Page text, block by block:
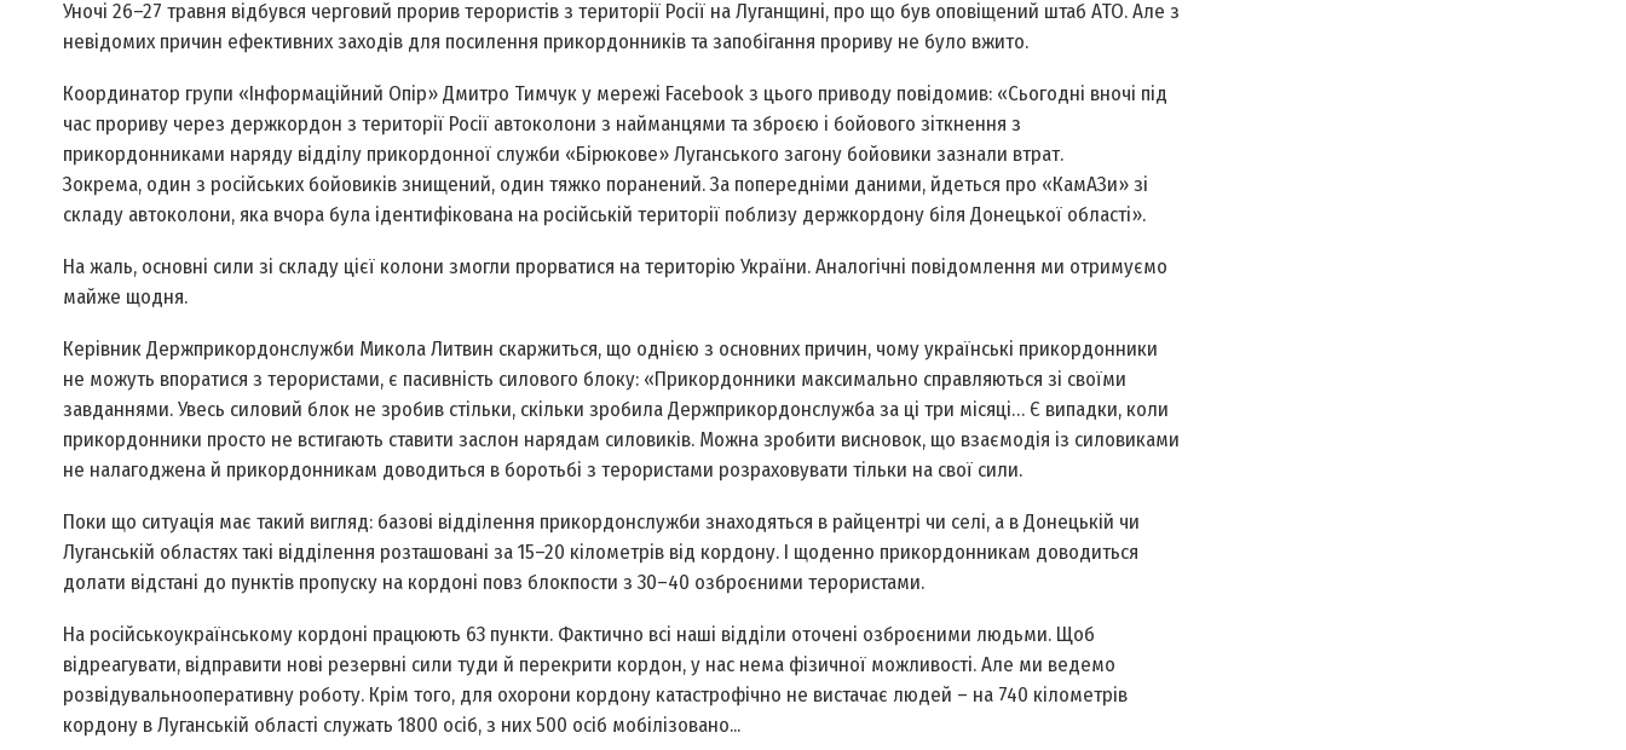
Уночі 26–27 травня відбувся черговий прорив терористів з території Росії на Луганщині, про що був оповіщений штаб АТО. Але з
невідомих причин ефективних заходів для посилення прикордонників та запобігання прориву не було вжито.
Координатор групи «Інформаційний Опір» Дмитро Тимчук у мережі Facebook з цього приводу повідомив: «Сьогодні вночі під
час прориву через держкордон з території Росії автоколони з найманцями та зброєю і бойового зіткнення з
прикордонниками наряду відділу прикордонної служби «Бірюкове» Луганського загону бойовики зазнали втрат.
Зокрема, один з російських бойовиків знищений, один тяжко поранений. За попередніми даними, йдеться про «КамАЗи» зі
складу автоколони, яка вчора була ідентифікована на російській території поблизу держкордону біля Донецької області».
На жаль, основні сили зі складу цієї колони змогли прорватися на територію України. Аналогічні повідомлення ми отримуємо
майже щодня.
Керівник Держприкордонслужби Микола Литвин скаржиться, що однією з основних причин, чому українські прикордонники
не можуть впоратися з терористами, є пасивність силового блоку: «Прикордонники максимально справляються зі своїми
завданнями. Увесь силовий блок не зробив стільки, скільки зробила Держприкордонслужба за ці три місяці… Є випадки, коли
прикордонники просто не встигають ставити заслон нарядам силовиків. Можна зробити висновок, що взаємодія із силовиками
не налагоджена й прикордонникам доводиться в боротьбі з терористами розраховувати тільки на свої сили.
Поки що ситуація має такий вигляд: базові відділення прикордонслужби знаходяться в райцентрі чи селі, а в Донецькій чи
Луганській областях такі відділення розташовані за 15–20 кілометрів від кордону. І щоденно прикордонникам доводиться
долати відстані до пунктів пропуску на кордоні повз блокпости з 30–40 озброєними терористами.
На російсько­українському кордоні працюють 63 пункти. Фактично всі наші відділи оточені озброєними людьми. Щоб
відреагувати, відправити нові резервні сили туди й перекрити кордон, у нас нема фізичної можливості. Але ми ведемо
розвідувально­оперативну роботу. Крім того, для охорони кордону катастрофічно не вистачає людей – на 740 кілометрів
кордону в Луганській області служать 1800 осіб, з них 500 осіб мобілізовано...